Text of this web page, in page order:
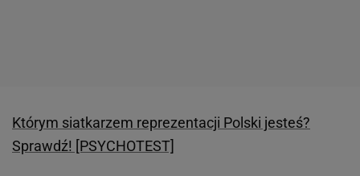
Którym siatkarzem reprezentacji Polski jesteś?
Sprawdź! [PSYCHOTEST]